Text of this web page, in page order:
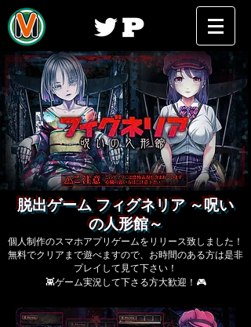
脱出ゲーム フィグネリア ～呪い
の人形館～
個人制作のスマホアプリゲームをリリース致しました！
無料でクリアまで遊べますので、お時間のある方は是非
プレイして見て下さい！
👾ゲーム実況して下さる方大歓迎！🎮